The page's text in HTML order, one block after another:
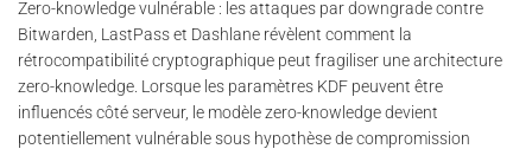
Zero-knowledge vulnérable : les attaques par downgrade contre
Bitwarden, LastPass et Dashlane révèlent comment la
rétrocompatibilité cryptographique peut fragiliser une architecture
zero-knowledge. Lorsque les paramètres KDF peuvent être
influencés côté serveur, le modèle zero-knowledge devient
potentiellement vulnérable sous hypothèse de compromission